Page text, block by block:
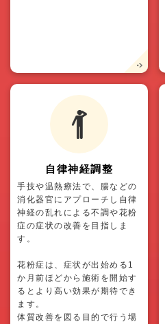
自律神経調整
手技や温熱療法で、腸などの
消化器官にアプローチし自律
神経の乱れによる不調や花粉
症の症状の改善を目指しま
す。
花粉症は、症状が出始める1
か月前ほどから施術を開始す
るとより高い効果が期待でき
ます。
体質改善を図る目的で行う場